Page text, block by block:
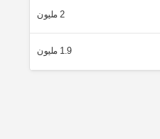
2 مليون
1.9 مليون